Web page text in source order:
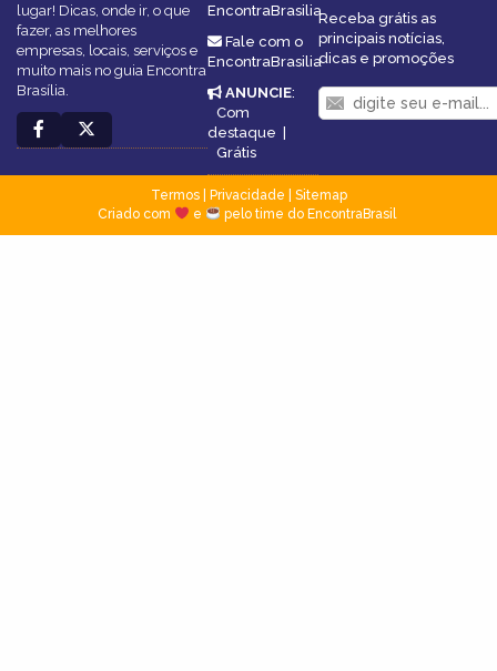
lugar! Dicas, onde ir, o que
fazer, as melhores
empresas, locais, serviços e
muito mais no guia Encontra
Brasília.
EncontraBrasilia
Fale com o
EncontraBrasilia
ANUNCIE:
Com
destaque |
Grátis
Receba grátis as
principais notícias,
dicas e promoções
Termos| Privacidade
Sitemap
Criado com
e pelo time do EncontraBrasil